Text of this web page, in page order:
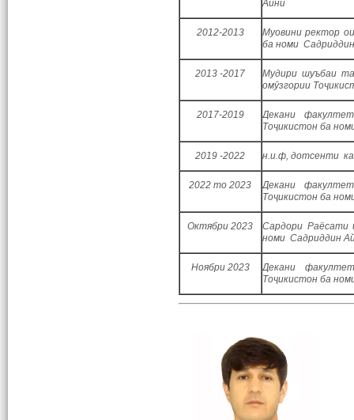
Айнӣ
2012-2013
Муовини ректор
ба номи
2013 -2017
Мудири шуъбаи
омӯзгории
2017-2019
Декани
Тоҷикистон ба
2019 -2022 н.и.ф, дотсенти
2022 то 2023
Декани
Тоҷикистон ба
Октябри 2023
Сардори Раёсати
номи Садриддин
Ноябри 2023
Декани
Тоҷикистон ба